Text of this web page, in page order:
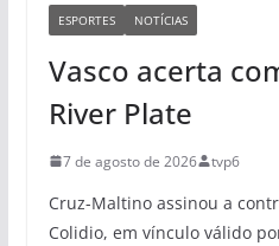
ESPORTES NOTÍCIAS
Vasco acerta
River Plate
7 de agosto de 2026 tvp6
Cruz-Maltino assinou a
Colidio, em vínculo válido